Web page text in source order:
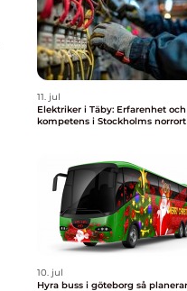
11. jul
Elektriker i Täby: Erfarenhet och
kompetens i Stockholms norrort
10. jul
Hyra buss i göteborg så planerar du en